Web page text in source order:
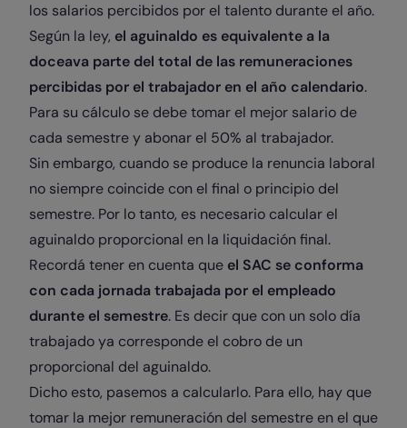
los salarios percibidos por el talento durante el año.
Según la ley, el aguinaldo es equivalente a la
doceava parte del total de las remuneraciones
percibidas por el trabajador en el año calendario.
Para su cálculo se debe tomar el mejor salario de
cada semestre y abonar el 50% al trabajador.
Sin embargo, cuando se produce la renuncia laboral
no siempre coincide con el final o principio del
semestre. Por lo tanto, es necesario calcular el
aguinaldo proporcional en la liquidación final.
Recordá tener en cuenta que el SAC se conforma
con cada jornada trabajada por el empleado
durante el semestre. Es decir que con un solo día
trabajado ya corresponde el cobro de un
proporcional del aguinaldo.
Dicho esto, pasemos a calcularlo. Para ello, hay que
tomar la mejor remuneración del semestre en el que